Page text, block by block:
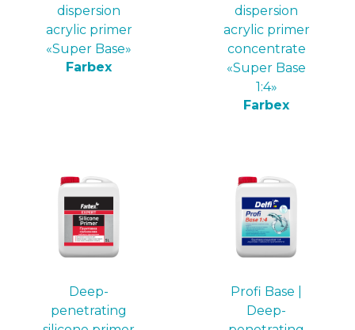
dispersion
acrylic primer
«Super Base»
Farbex
dispersion
acrylic primer
concentrate
«Super Base
1:4»
Farbex
Deep-
penetrating
Profi Base |
Deep-